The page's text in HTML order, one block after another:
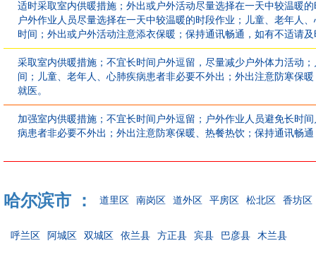
适时采取室内供暖措施；外出或户外活动尽量选择在一天中较温暖
户外作业人员尽量选择在一天中较温暖的时段作业；儿童、老年人
时间；外出或户外活动注意添衣保暖；保持通讯畅通，如有不适请
采取室内供暖措施；不宜长时间户外逗留，尽量减少户外体力活动
间；儿童、老年人、心肺疾病患者非必要不外出；外出注意防寒保
就医。
加强室内供暖措施；不宜长时间户外逗留；户外作业人员避免长时
病患者非必要不外出；外出注意防寒保暖、热餐热饮；保持通讯畅
哈尔滨市 ： 道里区 南岗区 道外区 平房区 松北区 香坊区
呼兰区 阿城区 双城区 依兰县 方正县 宾县 巴彦县 木兰县